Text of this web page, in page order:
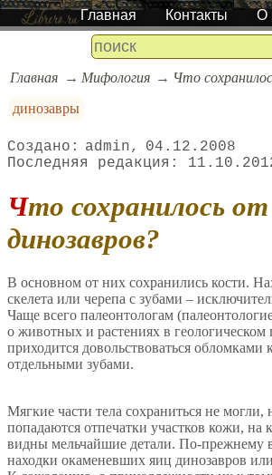
Главная Контакты О
Главная Мифология
Что
динозавры
admin
04.12.2008
Что сохранилось от
динозавров?
В основном от них сохранились кости.
скелета или черепа с зубами –
Чаще всего палеонтологам
о животных и растениях в
приходится довольствоваться обломками
отдельными зубами.
Мягкие части тела сохраниться не могли,
попадаются отпечатки участков кожи, на
видны мельчайшие детали. По-прежнему
находки окаменевших яиц динозавров